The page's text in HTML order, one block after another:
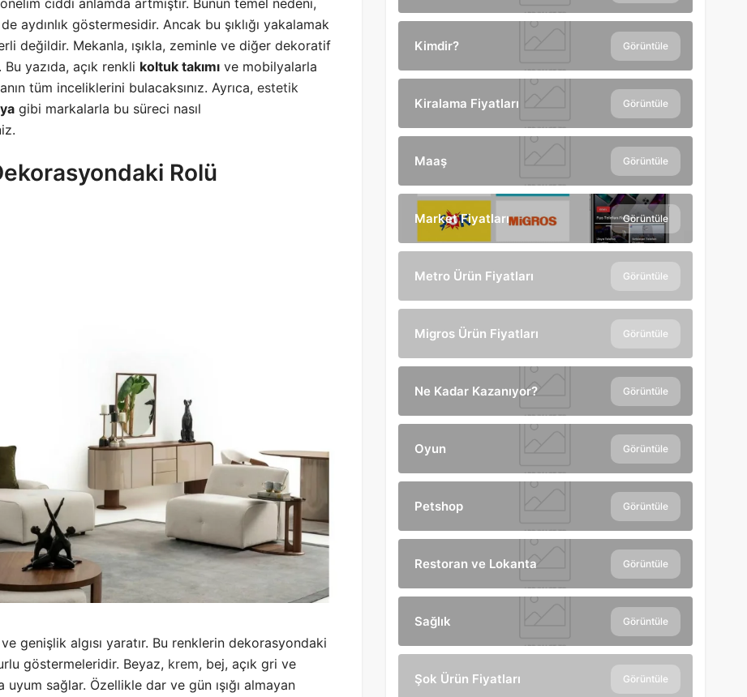
ciddi anlamda artmıştır. Bunun temel nedeni,
aydınlık göstermesidir. Ancak bu şıklığı yakalamak
değildir. Mekanla, ışıkla, zeminle ve diğer dekoratif
yazıda, açık renkli koltuk takımı ve mobilyalarla
tüm inceliklerini bulacaksınız. Ayrıca, estetik
gibi markalarla bu süreci nasıl
Rolü
genişlik algısı yaratır. Bu renklerin dekorasyondaki
göstermeleridir. Beyaz, krem, bej, açık gri ve
sağlar. Özellikle dar ve gün ışığı almayan
Kimdir? Görüntüle
Kiralama Fiyatları Görüntüle
Maaş Görüntüle
Market Fiyatları Görüntüle
Metro Ürün Fiyatları Görüntüle
Migros Ürün Fiyatları Görüntüle
Ne Kadar Kazanıyor? Görüntüle
Oyun Görüntüle
Petshop Görüntüle
Restoran ve Lokanta Görüntüle
Sağlık Görüntüle
Şok Ürün Fiyatları Görüntüle